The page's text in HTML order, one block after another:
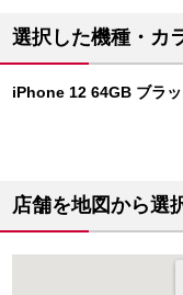
選択した機種・カ
iPhone 12 64GB ブラッ
店舗を地図から選